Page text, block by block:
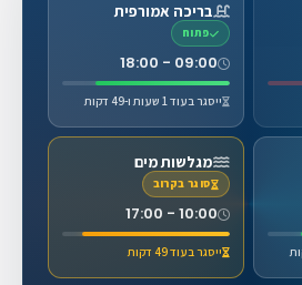
בריכה אמורפית
פתוח
09:00 - 18:00
ייסגר בעוד 1 שעות ו-49 דקות
מגלשות מים
סוגר בקרוב
10:00 - 17:00
ייסגר בעוד 49 דקות